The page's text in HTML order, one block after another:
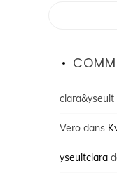
clara&yseult
Verodans
yseultclara